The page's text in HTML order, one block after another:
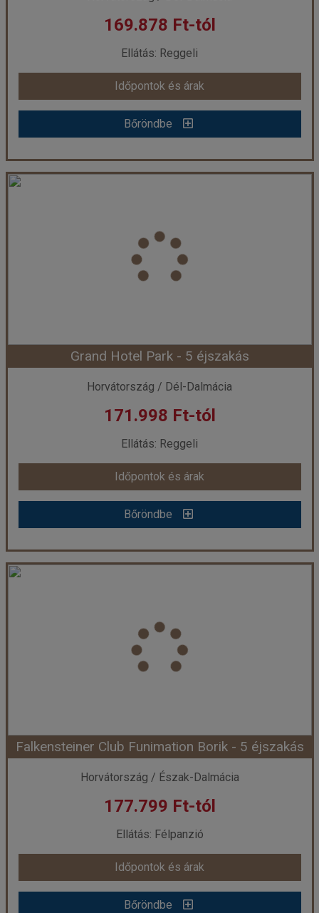
már 161.158 Ft-tól
Időpontok és árak
Bőröndbe
169.878 Ft-tól
Ellátás: Reggeli
Időpontok és árak
Bőröndbe
Hotel Vis - 5 éjszakás
Város: Dubrovnik
Utazás módja:
Egyénileg
Ellátás:
Reggeli
Szálláskategória:Hotel ***
Időpont: 2026-10-25 | 5 éj
már 169.878 Ft-tól
Időpontok és árak
Bőröndbe
Grand Hotel Park - 5 éjszakás
Horvátország / Dél-Dalmácia
171.998 Ft-tól
Ellátás: Reggeli
Időpontok és árak
Bőröndbe
Grand Hotel Park - 5 éjszakás
Város: Dubrovnik
Utazás módja:
Egyénileg
Ellátás:
Reggeli
Szálláskategória:Hotel ****
Időpont: 2027-03-01 | 5 éj
már 171.998 Ft-tól
Időpontok és árak
Bőröndbe
Falkensteiner Club Funimation Borik - 5 éjszakás
Horvátország / Észak-Dalmácia
177.799 Ft-tól
Ellátás: Félpanzió
Időpontok és árak
Bőröndbe